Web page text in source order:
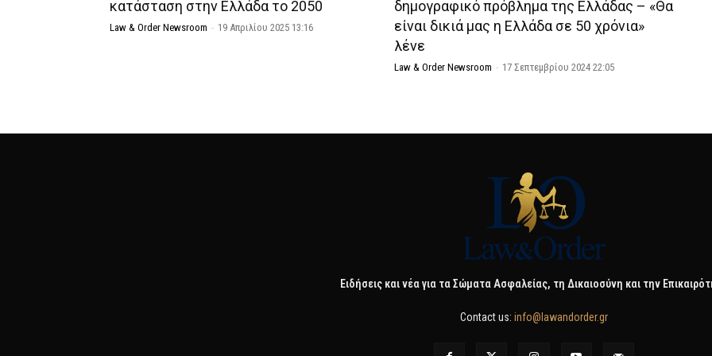
κατάσταση στην Ελλάδα το 2050
Law & Order Newsroom - 19 Απριλίου 2025 13:16
δημογραφικό πρόβλημα της Ελλάδας – «Θα
είναι δικιά μας η Ελλάδα σε 50 χρόνια»
λένε
Law & Order Newsroom - 17 Σεπτεμβρίου 2024 22:05
Ειδήσεις και νέα για τα Σώματα Ασφαλείας, τη Δικαιοσύνη και την
Contact us: info@lawandorder.gr